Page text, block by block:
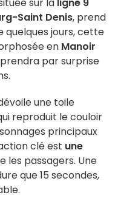
sur la ligne 9
Saint Denis, prend
quelques jours, cette
en Manoir
par surprise
une toile
reproduit le couloir
principaux
clé est une
les passagers. Une
que 15 secondes,